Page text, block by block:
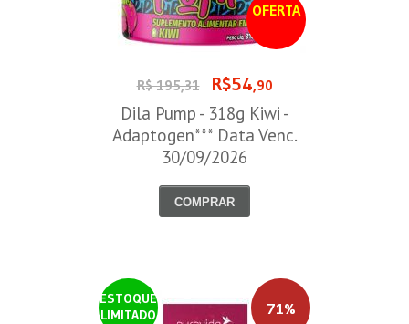
OFERTA
R$ 195,31 R$54,90
Dila Pump - 318g Kiwi -
Adaptogen*** Data Venc.
30/09/2026
COMPRAR
ESTOQUE
LIMITADO
71%